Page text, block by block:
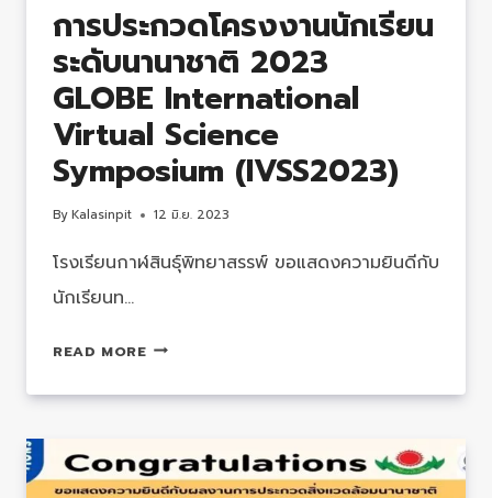
รุ่น
เยาว์
ที่
25
การประกวดโครงงานนักเรียน
ระดับนานาชาติ 2023
GLOBE International
Virtual Science
Symposium (IVSS2023)
ByKalasinpit 12 มิ.ย. 2023
โรงเรียนกาฬสินธุ์พิทยาสรรพ์ ขอแสดงความยินดีกับ
นักเรียนท…
READ MOREการ
โครง
นักเรียน
ระดับ